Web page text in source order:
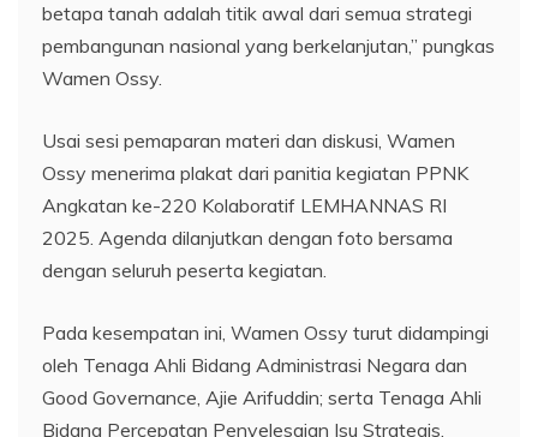
betapa tanah adalah titik awal dari semua strategi
pembangunan nasional yang berkelanjutan,” pungkas
Wamen Ossy.
Usai sesi pemaparan materi dan diskusi, Wamen
Ossy menerima plakat dari panitia kegiatan PPNK
Angkatan ke-220 Kolaboratif LEMHANNAS RI
2025. Agenda dilanjutkan dengan foto bersama
dengan seluruh peserta kegiatan.
Pada kesempatan ini, Wamen Ossy turut didampingi
oleh Tenaga Ahli Bidang Administrasi Negara dan
Good Governance, Ajie Arifuddin; serta Tenaga Ahli
Bidang Percepatan Penyelesaian Isu Strategis,